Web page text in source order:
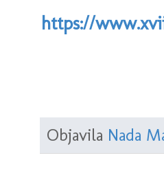
https://
Objavila Nada